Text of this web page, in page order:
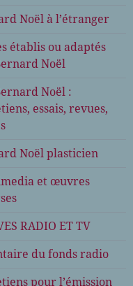
Noël à l’étranger
établis ou adaptés
Noël
Noël :
essais, revues,
Noël plasticien
et œuvres
RADIO ET TV
du fonds radio
pour l’émission